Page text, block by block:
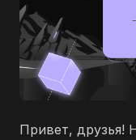
Привет, друзья!